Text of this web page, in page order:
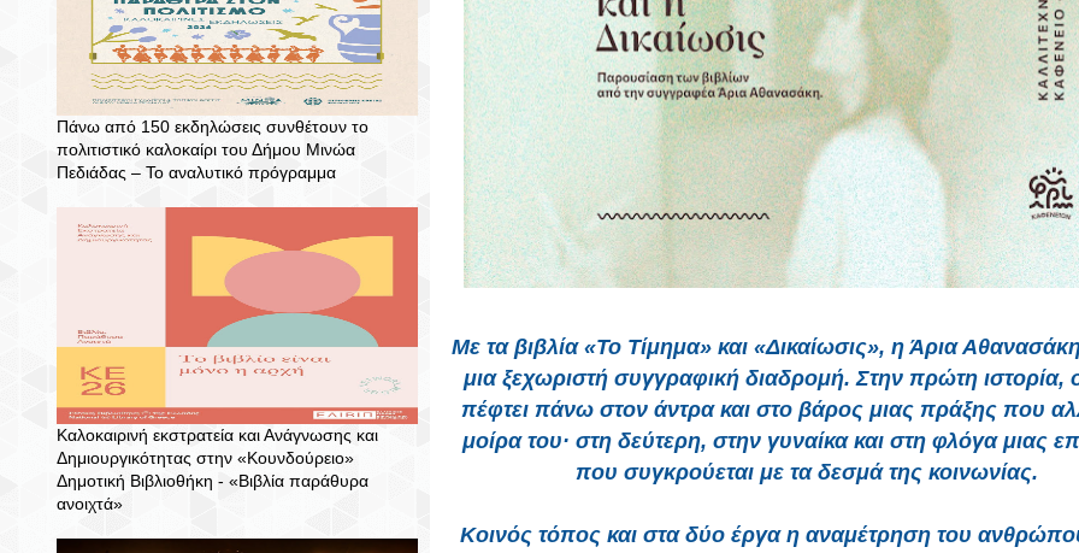
Πάνω από 150 εκδηλώσεις συνθέτουν το
πολιτιστικό καλοκαίρι του Δήμου Μινώα
Πεδιάδας – To αναλυτικό πρόγραμμα
Καλοκαιρινή εκστρατεία και Ανάγνωσης και
Δημιουργικότητας στην «Κουνδούρειο»
Δημοτική Βιβλιοθήκη - «Βιβλία παράθυρα
ανοιχτά»
Με τα βιβλία «Το Τίμημα» και «Δικαίωσις», η Άρια
μια ξεχωριστή συγγραφική διαδρομή. Στην πρώτη ιστορία,
πέφτει πάνω στον άντρα και στο βάρος μιας πράξης που
μοίρα του· στη δεύτερη, στην γυναίκα και στη φλόγα μιας
που συγκρούεται με τα δεσμά της κοινωνίας.
Κοινός τόπος και στα δύο έργα η αναμέτρηση του